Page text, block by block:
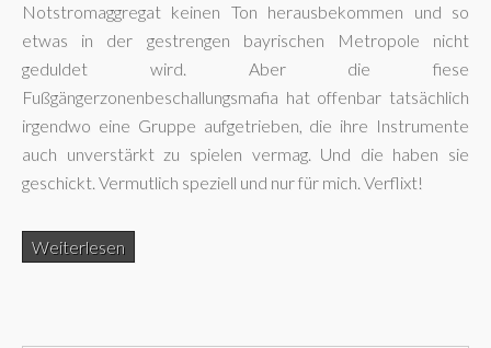
Notstromaggregat keinen Ton herausbekommen und so
etwas in der gestrengen bayrischen Metropole nicht
geduldet wird. Aber die fiese
Fußgängerzonenbeschallungsmafia hat offenbar tatsächlich
irgendwo eine Gruppe aufgetrieben, die ihre Instrumente
auch unverstärkt zu spielen vermag. Und die haben sie
geschickt. Vermutlich speziell und nur für mich. Verflixt!
Weiterlesen